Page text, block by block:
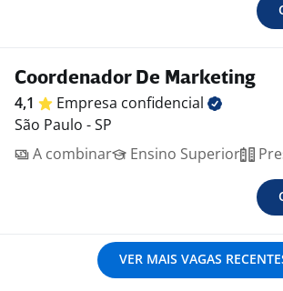
Coordenador De Marketing
4,1 Empresa confidencial
São Paulo - SP
A combinar
Ensino Superior
VER MAIS VAGAS